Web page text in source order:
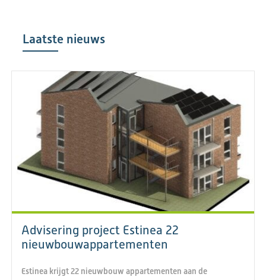
Laatste nieuws
Advisering project Estinea 22
nieuwbouwappartementen
Estinea krijgt 22 nieuwbouw appartementen aan de